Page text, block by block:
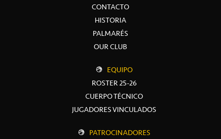
CONTACTO
HISTORIA
PALMARÉS
OUR CLUB
EQUIPO
ROSTER 25-26
CUERPO TÉCNICO
JUGADORES VINCULADOS
PATROCINADORES